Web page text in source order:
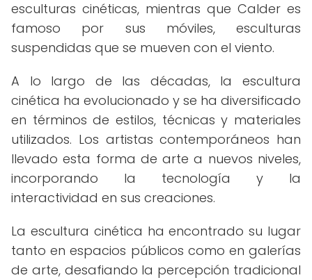
esculturas cinéticas, mientras que Calder es
famoso por sus móviles, esculturas
suspendidas que se mueven con el viento.
A lo largo de las décadas, la escultura
cinética ha evolucionado y se ha diversificado
en términos de estilos, técnicas y materiales
utilizados. Los artistas contemporáneos han
llevado esta forma de arte a nuevos niveles,
incorporando la tecnología y la
interactividad en sus creaciones.
La escultura cinética ha encontrado su lugar
tanto en espacios públicos como en galerías
de arte, desafiando la percepción tradicional